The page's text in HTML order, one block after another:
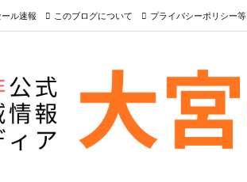
ル速報 このブログについて プライバシーポリシー等